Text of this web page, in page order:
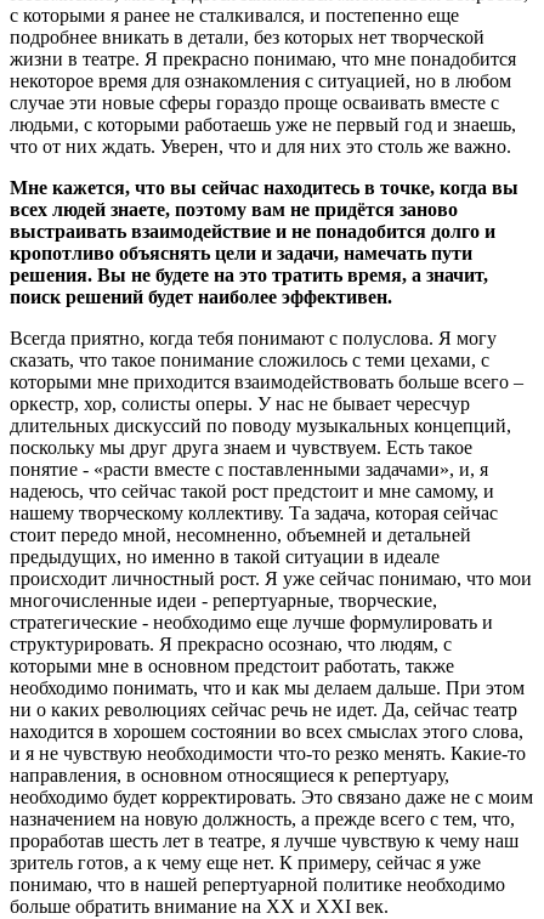
с которыми я ранее не сталкивался, и постепенно еще
подробнее вникать в детали, без которых нет творческой
жизни в театре. Я прекрасно понимаю, что мне понадобится
некоторое время для ознакомления с ситуацией, но в любом
случае эти новые сферы гораздо проще осваивать вместе с
людьми, с которыми работаешь уже не первый год и знаешь,
что от них ждать. Уверен, что и для них это столь же важно.
Мне кажется, что вы сейчас находитесь в точке, когда вы
всех людей знаете, поэтому вам не придётся заново
выстраивать взаимодействие и не понадобится долго и
кропотливо объяснять цели и задачи, намечать пути
решения. Вы не будете на это тратить время, а значит,
поиск решений будет наиболее эффективен.
Всегда приятно, когда тебя понимают с полуслова. Я могу
сказать, что такое понимание сложилось с теми цехами, с
которыми мне приходится взаимодействовать больше всего –
оркестр, хор, солисты оперы. У нас не бывает чересчур
длительных дискуссий по поводу музыкальных концепций,
поскольку мы друг друга знаем и чувствуем. Есть такое
понятие - «расти вместе с поставленными задачами», и, я
надеюсь, что сейчас такой рост предстоит и мне самому, и
нашему творческому коллективу. Та задача, которая сейчас
стоит передо мной, несомненно, объемней и детальней
предыдущих, но именно в такой ситуации в идеале
происходит личностный рост. Я уже сейчас понимаю, что мои
многочисленные идеи - репертуарные, творческие,
стратегические - необходимо еще лучше формулировать и
структурировать. Я прекрасно осознаю, что людям, с
которыми мне в основном предстоит работать, также
необходимо понимать, что и как мы делаем дальше. При этом
ни о каких революциях сейчас речь не идет. Да, сейчас театр
находится в хорошем состоянии во всех смыслах этого слова,
и я не чувствую необходимости что-то резко менять. Какие-то
направления, в основном относящиеся к репертуару,
необходимо будет корректировать. Это связано даже не с моим
назначением на новую должность, а прежде всего с тем, что,
проработав шесть лет в театре, я лучше чувствую к чему наш
зритель готов, а к чему еще нет. К примеру, сейчас я уже
понимаю, что в нашей репертуарной политике необходимо
больше обратить внимание на XX и XXI век.